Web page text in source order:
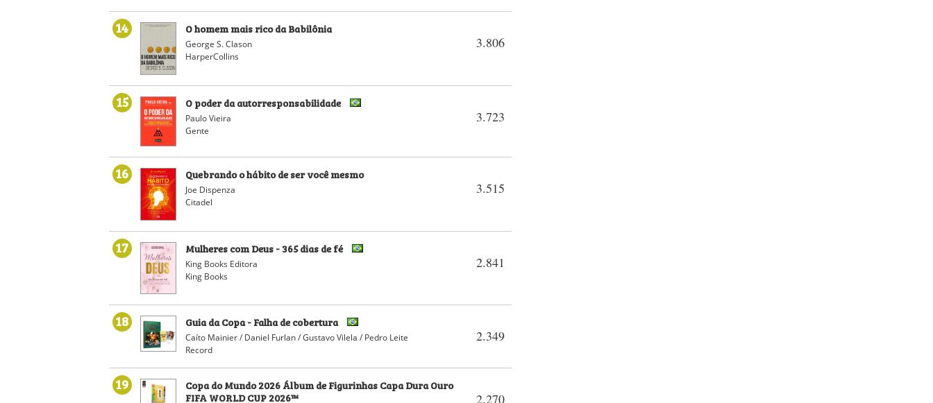
14
3.806
O homem mais rico da Babilônia
George S. Clason
HarperCollins
15
3.723
O poder da autorresponsabilidade
Paulo Vieira
Gente
16
3.515
Quebrando o hábito de ser você mesmo
Joe Dispenza
Citadel
17
2.841
Mulheres com Deus - 365 dias de fé
King Books Editora
King Books
18
2.349
Guia da Copa - Falha de cobertura
Caíto Mainier / Daniel Furlan / Gustavo Vilela / Pedro Leite
Record
19
2.270
Copa do Mundo 2026 Álbum de Figurinhas Capa Dura Ouro
FIFA WORLD CUP 2026™